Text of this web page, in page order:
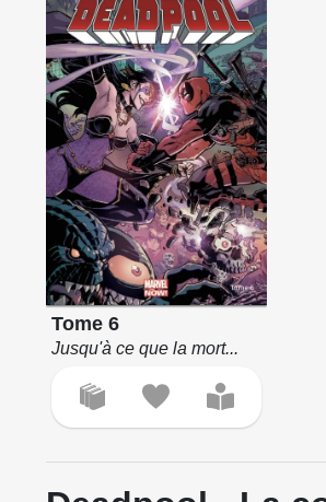
Tome 6
Jusqu'à ce que la mort...